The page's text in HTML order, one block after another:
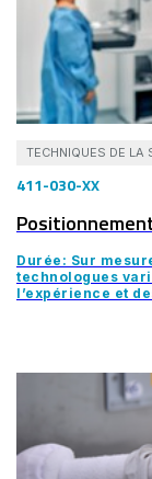
TECHNIQUES DE LA
411-030-XX
Durée: Sur
technologues
l’expérience et